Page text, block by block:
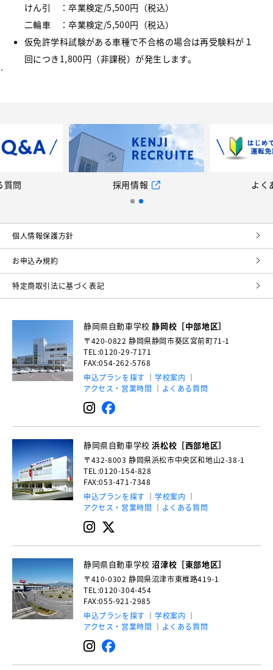
けん引 ：卒業検定/5,500円（税込）
二輪車 ：卒業検定/5,500円（税込）
仮免許学科試験がある車種で不合格の場合は再受験料が１
回につき1,800円（非課税）が発生します。
`
質問 採用情報 よく
個⼈情報保護⽅針
お申込み規約
特定商取引法に基づく表記
静岡県自動車学校静岡校［中部地区］
〒420-0822 静岡県静岡市葵区宮前町71-1
TEL:0120-29-7171
FAX:054-262-5768
申込プランを探す
学校案内
アクセス・営業時間
よくある質問
静岡県自動車学校浜松校［西部地区］
〒432-8003 静岡県浜松市中央区和地山2-38-1
TEL:0120-154-828
FAX:053-471-7348
申込プランを探す
学校案内
アクセス・営業時間
よくある質問
静岡県自動車学校沼津校［東部地区］
〒410-0302 静岡県沼津市東椎路419-1
TEL:0120-304-454
FAX:055-921-2985
申込プランを探す
学校案内
アクセス・営業時間
よくある質問